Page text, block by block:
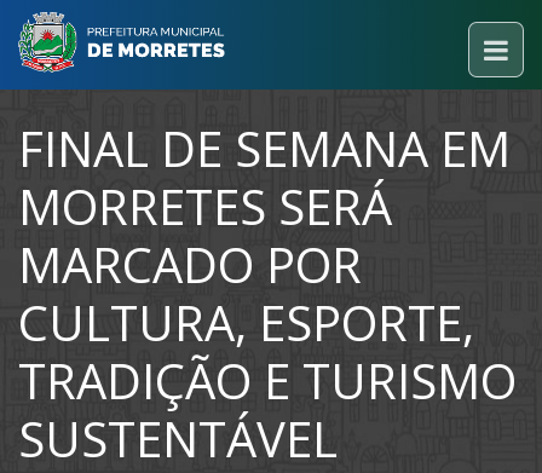
FINAL DE SEMANA EM
MORRETES SERÁ
MARCADO POR
CULTURA, ESPORTE,
TRADIÇÃO E TURISMO
SUSTENTÁVEL